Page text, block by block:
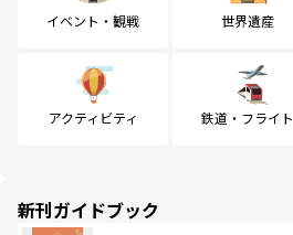
イベント・観戦 世界遺産
アクティビティ 鉄道・フライト
新刊ガイドブック